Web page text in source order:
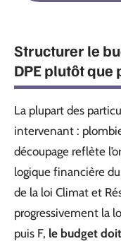
Structurer le
DPE plutôt
La plupart des
intervenant :
découpage reflète
logique financière
de la loi Climat et
progressivement la
puis F, le budget